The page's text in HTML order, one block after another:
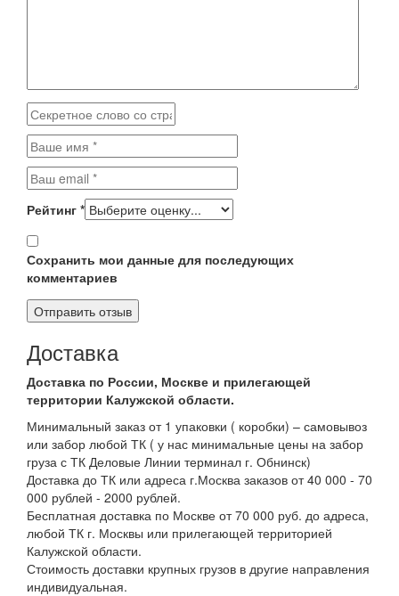
Рейтинг *
Сохранить мои данные для последующих
комментариев
Доставка
Доставка по России, Москве и прилегающей
территории Калужской области.
Минимальный заказ от 1 упаковки ( коробки) – самовывоз
или забор любой ТК ( у нас минимальные цены на забор
груза с ТК Деловые Линии терминал г. Обнинск)
Доставка до ТК или адреса г.Москва заказов от 40 000 - 70
000 рублей - 2000 рублей.
Бесплатная доставка по Москве от 70 000 руб. до адреса,
любой ТК г. Москвы или прилегающей территорией
Калужской области.
Стоимость доставки крупных грузов в другие направления
индивидуальная.